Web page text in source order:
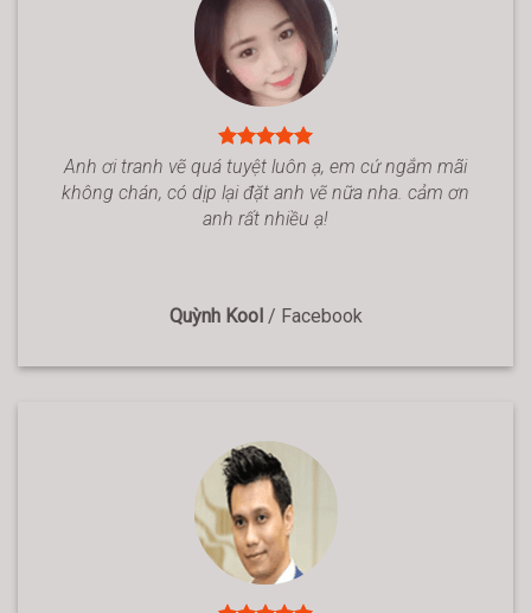
Anh ơi tranh vẽ quá tuyệt luôn ạ, em cứ ngắm mãi
không chán, có dịp lại đặt anh vẽ nữa nha. cảm ơn
anh rất nhiều ạ!
Quỳnh Kool / Facebook